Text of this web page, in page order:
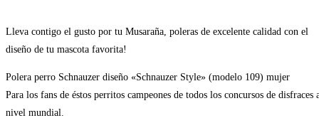
Lleva contigo el gusto por tu Musaraña, poleras de excelente calidad con el
diseño de tu mascota favorita!
Polera perro Schnauzer diseño «Schnauzer Style» (modelo 109) mujer
Para los fans de éstos perritos campeones de todos los concursos de disfraces
nivel mundial.